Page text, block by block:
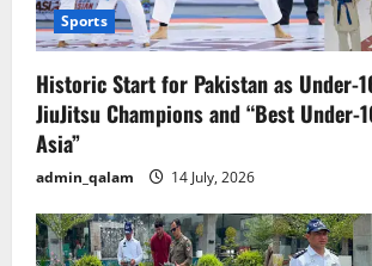
Sports
Historic Start for Pakistan as Under-
JiuJitsu Champions and “Best Under-
Asia”
admin_qalam 14 July, 2026